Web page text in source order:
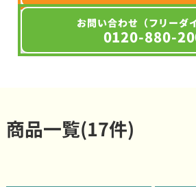
お問い合わせ（フリーダ
0120-880-
商品一覧(17件)